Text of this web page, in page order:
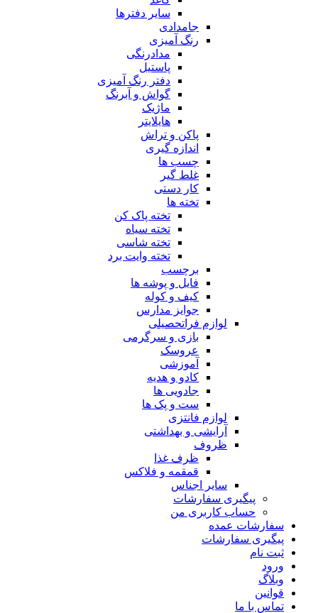
سایر دفترها
جامدادی
رنگ آمیزی
مدادرنگی
پاستیل
دفتر رنگ آمیزی
گواش و آبرنگ
ماژیک
هایلایتر
پاکن و تراش
اندازه گیری
چسب ها
غلط گیر
کار دستی
تخته ها
تخته پاک کن
تخته سیاه
تخته شاسی
تخته وایت برد
برچسب
فایل و پوشه ها
کیف و کوله
جوایز مدارس
لوازم فراتحصیلی
بازی و سرگرمی
عروسک
آموزشی
کادو و هدیه
جادویی ها
ست و پک ها
لوازم فانتزی
آرایشی و بهداشتی
ظروف
ظرف غذا
قمقمه و فلاکس
سایر اجناس
پیگیری سفارشات
حساب کاربری من
سفارشات عمده
پیگیری سفارشات
ثبت نام
ورود
وبلاگ
قوانین
تماس با ما